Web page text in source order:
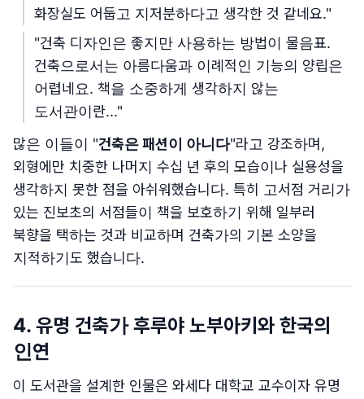
화장실도 어둡고 지저분하다고 생각한 것 같네요."
"건축 디자인은 좋지만 사용하는 방법이 물음표.
건축으로서는 아름다움과 이례적인 기능의 양립은
어렵네요. 책을 소중하게 생각하지 않는
도서관이란..."
많은 이들이 "건축은 패션이 아니다"라고 강조하며,
외형에만 치중한 나머지 수십 년 후의 모습이나 실용성을
생각하지 못한 점을 아쉬워했습니다. 특히 고서점 거리가
있는 진보초의 서점들이 책을 보호하기 위해 일부러
북향을 택하는 것과 비교하며 건축가의 기본 소양을
지적하기도 했습니다.
4. 유명 건축가 후루야 노부아키와 한국의
인연
이 도서관을 설계한 인물은 와세다 대학교 교수이자 유명